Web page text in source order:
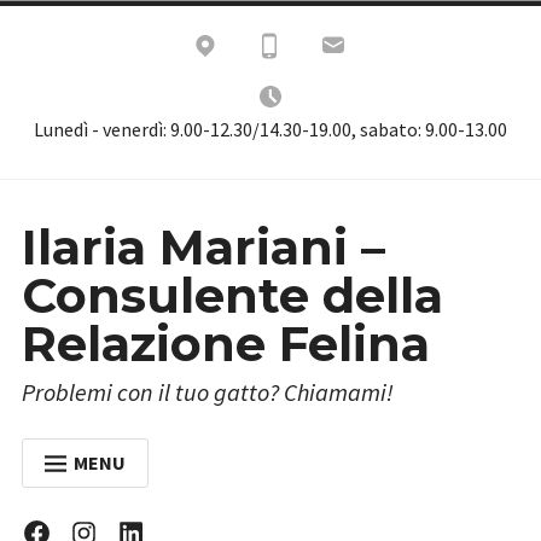
Lunedì - venerdì: 9.00-12.30/14.30-19.00, sabato: 9.00-13.00
Ilaria Mariani –
Consulente della
Relazione Felina
Problemi con il tuo gatto? Chiamami!
MENU
FacebookInstagram
Linkedin